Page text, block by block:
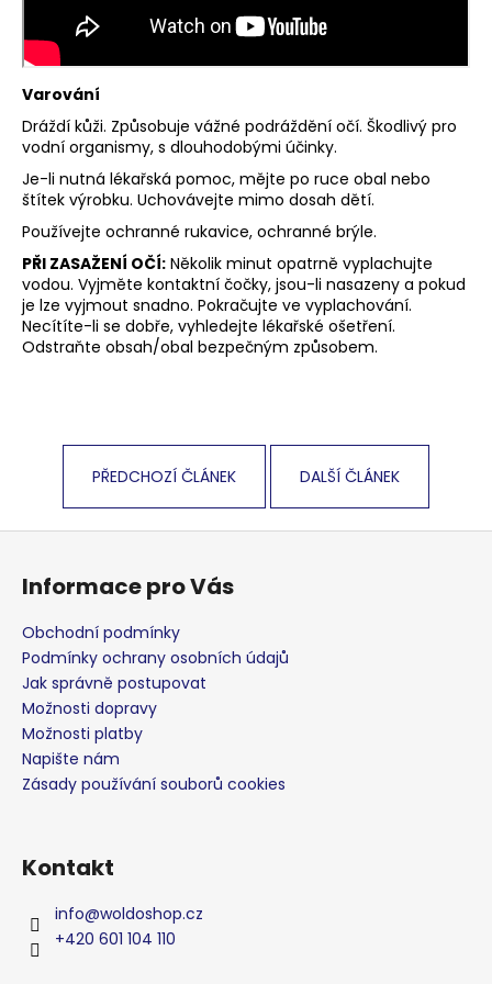
Varování
Dráždí kůži. Způsobuje vážné podráždění očí. Škodlivý pro
vodní organismy, s dlouhodobými účinky.
Je-li nutná lékařská pomoc, mějte po ruce obal nebo
štítek výrobku. Uchovávejte mimo dosah dětí.
Používejte ochranné rukavice, ochranné brýle.
PŘI ZASAŽENÍ OČÍ: Několik minut opatrně vyplachujte
vodou. Vyjměte kontaktní čočky, jsou-li nasazeny a pokud
je lze vyjmout snadno. Pokračujte ve vyplachování.
Necítíte-li se dobře, vyhledejte lékařské ošetření.
Odstraňte obsah/obal bezpečným způsobem.
PŘEDCHOZÍ ČLÁNEK DALŠÍ ČLÁNEK
Z
Informace pro Vás
Obchodní podmínky
Podmínky ochrany osobních údajů
Jak správně postupovat
Možnosti dopravy
Možnosti platby
Napište nám
Zásady používání souborů cookies
Kontakt
info@woldoshop.cz
+420 601 104 110